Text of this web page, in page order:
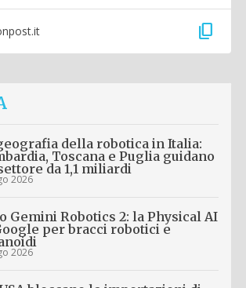
content_copy
della robotica in Italia:
Toscana e Puglia guidano
da 1,1 miliardi
2026
Gemini Robotics 2: la Physical AI
per bracci robotici e
2026